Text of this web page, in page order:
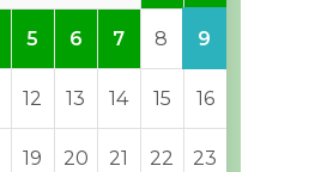
5 6 7 8 9
12 13 14 15 16
19 20 21 22 23